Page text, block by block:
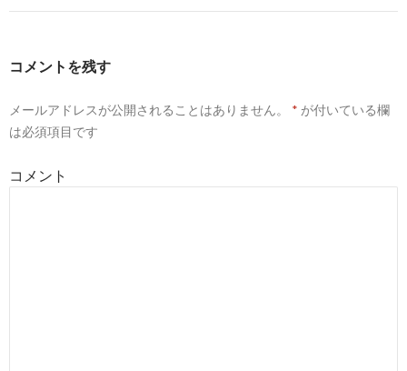
ゲ
シ
ン
コメントを残す
メールアドレスが公開されることはありません。 * が付いている欄
は必須項目です
コメント